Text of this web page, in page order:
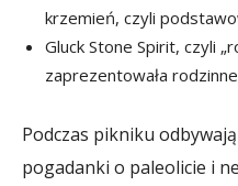
krzemień, czyli
Gluck Stone Spirit, czyli
zaprezentowała
Podczas pikniku
pogadanki o paleolicie i